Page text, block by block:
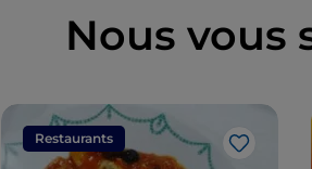
Nous vous
Restaurants
J’aime